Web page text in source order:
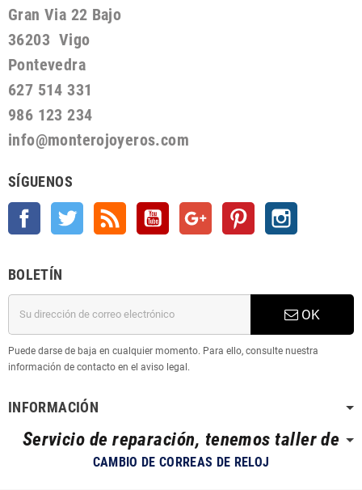
Gran Via 22 Bajo
36203 Vigo
Pontevedra
627 514 331
986 123 234
info@monterojoyeros.com
SÍGUENOS
Facebook Twitter Rss YouTube Google + Pinterest
BOLETÍN
OK
Puede darse de baja en cualquier momento. Para ello, consulte nuestra
información de contacto en el aviso legal.
INFORMACIÓN
Servicio de reparación, tenemos taller de
CAMBIO DE CORREAS DE RELOJ